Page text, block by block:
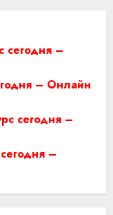
сегодня –
– Онлайн
сегодня –
–